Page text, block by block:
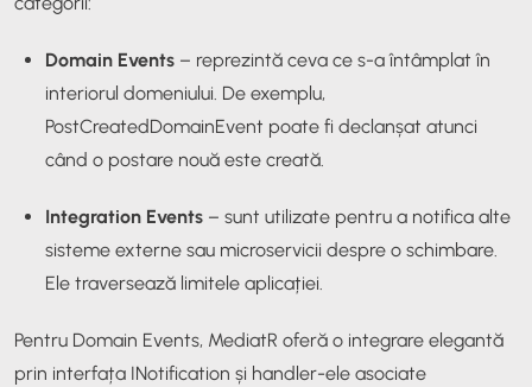
Domain Events– reprezintă ceva ce s-a întâmplatîn
interiorul domeniului . De exemplu,
PostCreatedDomainEvent poate fi declanșat atunci
când o postare nouă este creată.
Integration Events– sunt utilizate pentru a notifica alte
sisteme externe sau microservicii despre o schimbare.
Ele traversează limitele aplicației.
Pentru Domain Events, MediatR oferă o integrare elegantă
prin interfața INotification și handler-ele asociate